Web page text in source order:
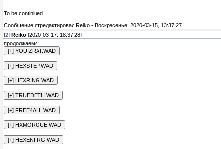
To be continiued....
Сообщение отредактировал Reiko - Воскресенье, 2020-03-15, 13:37:27
[2] Reiko [2020-03-17, 18:37:28]
продолжаемс...